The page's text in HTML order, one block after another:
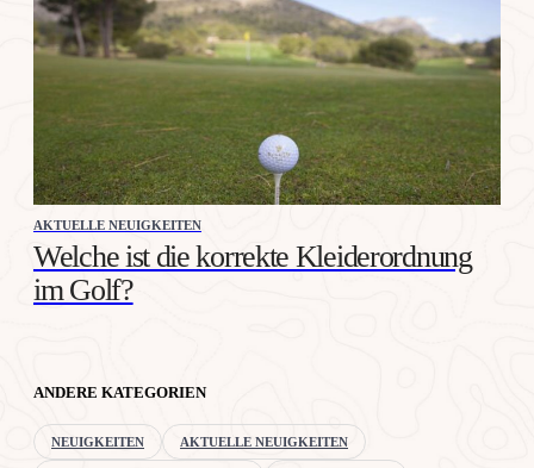
AKTUELLE NEUIGKEITEN
Welche ist die korrekte Kleiderordnung
im Golf?
ANDERE KATEGORIEN
NEUIGKEITEN AKTUELLE NEUIGKEITEN